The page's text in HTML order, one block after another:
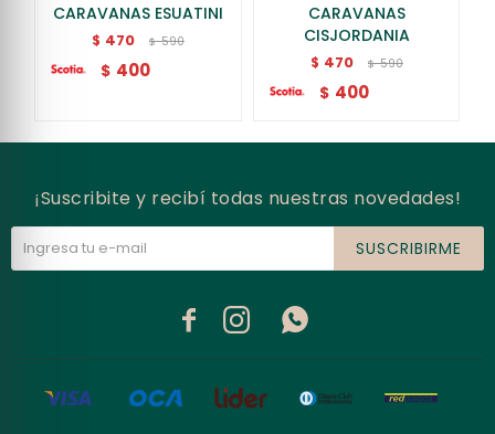
CARAVANAS ESUATINI
$ 470 $ 590
$ 400
CARAVANAS
CISJORDANIA
$ 470 $ 590
$ 400
¡Suscribite y recibí todas nuestras novedades!
SUSCRIBIRME
  